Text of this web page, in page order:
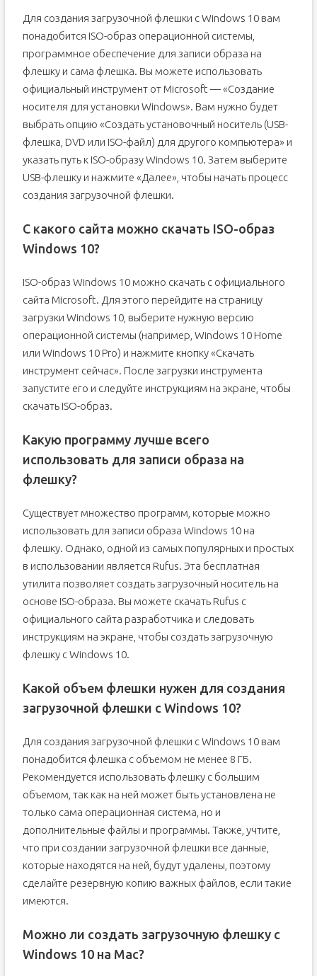
Для создания загрузочной флешки с Windows 10 вам
понадобится ISO-образ операционной системы,
программное обеспечение для записи образа на
флешку и сама флешка. Вы можете использовать
официальный инструмент от Microsoft — «Создание
носителя для установки Windows». Вам нужно будет
выбрать опцию «Создать установочный носитель (USB-
флешка, DVD или ISO-файл) для другого компьютера» и
указать путь к ISO-образу Windows 10. Затем выберите
USB-флешку и нажмите «Далее», чтобы начать процесс
создания загрузочной флешки.
С какого сайта можно скачать ISO-образ
Windows 10?
ISO-образ Windows 10 можно скачать с официального
сайта Microsoft. Для этого перейдите на страницу
загрузки Windows 10, выберите нужную версию
операционной системы (например, Windows 10 Home
или Windows 10 Pro) и нажмите кнопку «Скачать
инструмент сейчас». После загрузки инструмента
запустите его и следуйте инструкциям на экране, чтобы
скачать ISO-образ.
Какую программу лучше всего
использовать для записи образа на
флешку?
Существует множество программ, которые можно
использовать для записи образа Windows 10 на
флешку. Однако, одной из самых популярных и простых
в использовании является Rufus. Эта бесплатная
утилита позволяет создать загрузочный носитель на
основе ISO-образа. Вы можете скачать Rufus с
официального сайта разработчика и следовать
инструкциям на экране, чтобы создать загрузочную
флешку с Windows 10.
Какой объем флешки нужен для создания
загрузочной флешки с Windows 10?
Для создания загрузочной флешки с Windows 10 вам
понадобится флешка с объемом не менее 8 ГБ.
Рекомендуется использовать флешку с большим
объемом, так как на ней может быть установлена не
только сама операционная система, но и
дополнительные файлы и программы. Также, учтите,
что при создании загрузочной флешки все данные,
которые находятся на ней, будут удалены, поэтому
сделайте резервную копию важных файлов, если такие
имеются.
Можно ли создать загрузочную флешку с
Windows 10 на Mac?